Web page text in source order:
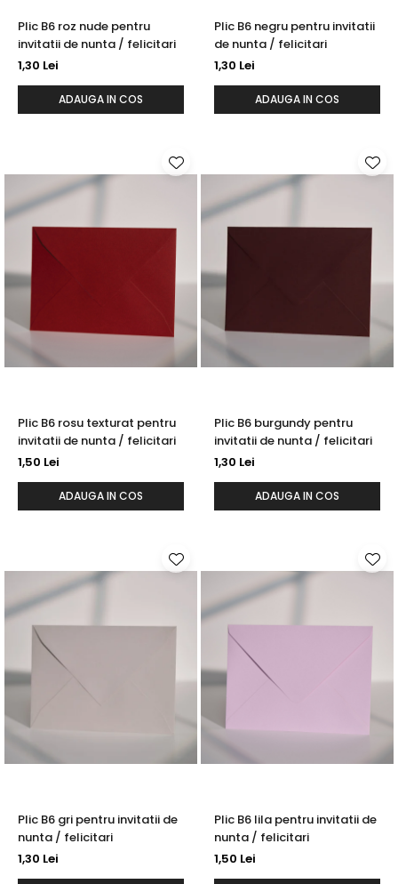
Plic B6 roz nude pentru
invitatii de nunta / felicitari
1,30 Lei
ADAUGA IN COS
Plic B6 negru pentru invitatii
de nunta / felicitari
1,30 Lei
ADAUGA IN COS
Plic B6 rosu texturat pentru
invitatii de nunta / felicitari
1,50 Lei
ADAUGA IN COS
Plic B6 burgundy pentru
invitatii de nunta / felicitari
1,30 Lei
ADAUGA IN COS
Plic B6 gri pentru invitatii de
nunta / felicitari
1,30 Lei
Plic B6 lila pentru invitatii de
nunta / felicitari
1,50 Lei